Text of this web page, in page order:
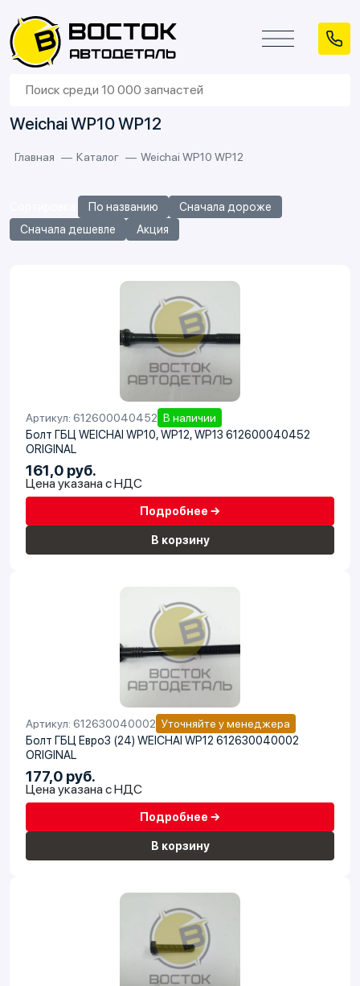
Weichai WP10 WP12
Главная Каталог Weichai WP10 WP12
По названию
Сначала дороже
Сначала дешевле
Акция
Артикул: 612600040452 В наличии
Болт ГБЦ WEICHAI WP10, WP12, WP13 612600040452
ORIGINAL
161,0 руб.
Цена указана с НДС
Подробнее →
В корзину
Артикул: 612630040002 Уточняйте у менеджера
Болт ГБЦ Евро3 (24) WEICHAI WP12 612630040002
ORIGINAL
177,0 руб.
Цена указана с НДС
Подробнее →
В корзину